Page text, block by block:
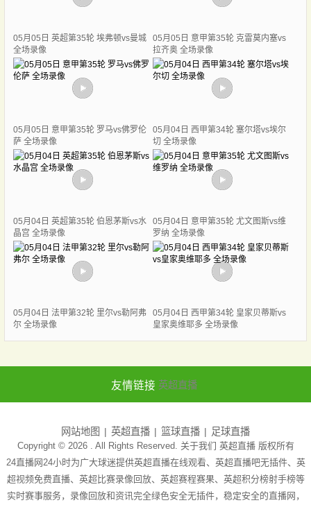
05月05日 英超第35轮 埃弗顿vs曼城
全场录像
05月05日 意甲第35轮 克雷莫内塞vs
拉齐奥 全场录像
05月05日 意甲第35轮 罗马vs佛罗伦
萨 全场录像
05月04日 西甲第34轮 塞尔塔vs埃尔
切 全场录像
05月04日 英超第35轮 伯恩茅斯vs水
晶宫 全场录像
05月04日 意甲第35轮 尤文图斯vs维
罗纳 全场录像
05月04日 法甲第32轮 里尔vs勒阿弗
尔 全场录像
05月04日 西甲第34轮 皇家贝蒂斯vs
皇家奥维耶多 全场录像
友情链接 英超直播
网站地图 英超直播 篮球直播 足球直播
Copyright © 2026 . All Rights Reserved. 关于我们 英超直播版权所有
24直播网24小时为广大球迷提供英超直播在线观看、英超直播吧无插件、英
超视频免费直播、英超比赛录像回放、英超赛程赛果、英超积分榜射手榜等
实时赛事服务，录像回放和资讯完全绿色安全无插件，稳定安全的直播网，